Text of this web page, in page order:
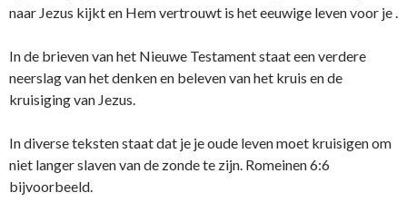
naar Jezus kijkt en Hem vertrouwt is het eeuwige leven voor je .
In de brieven van het Nieuwe Testament staat een verdere
neerslag van het denken en beleven van het kruis en de
kruisiging van Jezus.
In diverse teksten staat dat je je oude leven moet kruisigen om
niet langer slaven van de zonde te zijn. Romeinen 6:6
bijvoorbeeld.